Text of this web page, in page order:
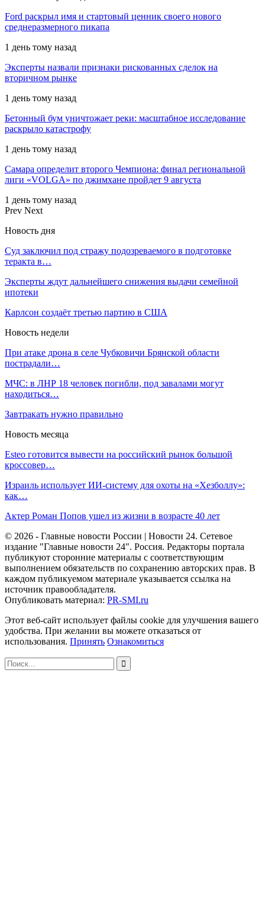
Ford раскрыл имя и стартовый ценник своего нового
среднеразмерного пикапа
1 день тому назад
Эксперты назвали признаки рискованных сделок на
вторичном рынке
1 день тому назад
Бетонный бум уничтожает реки: масштабное исследование
раскрыло катастрофу
1 день тому назад
Самара определит второго Чемпиона: финал региональной
лиги «VOLGA» по джимхане пройдет 9 августа
1 день тому назад
Prev Next
Новость дня
Суд заключил под стражу подозреваемого в подготовке
теракта в…
Эксперты ждут дальнейшего снижения выдачи семейной
ипотеки
Карлсон создаёт третью партию в США
Новость недели
При атаке дрона в селе Чубковичи Брянской области
пострадали…
МЧС: в ЛНР 18 человек погибли, под завалами могут
находиться…
Завтракать нужно правильно
Новость месяца
Esteo готовится вывести на российский рынок большой
кроссовер…
Израиль использует ИИ-систему для охоты на «Хезболлу»:
как…
Актер Роман Попов ушел из жизни в возрасте 40 лет
© 2026 - Главные новости России | Новости 24. Сетевое
издание "Главные новости 24". Россия. Редакторы портала
публикуют сторонние материалы с соответствующим
выполнением обязательств по сохранению авторских прав. В
каждом публикуемом материале указывается ссылка на
источник правообладателя.
Опубликовать материал: PR-SMI.ru
Этот веб-сайт использует файлы cookie для улучшения вашего
удобства. При желании вы можете отказаться от
использования. Принять Ознакомиться